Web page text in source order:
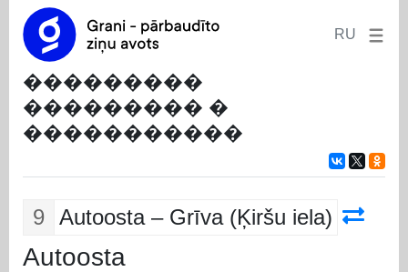
RU
���������
��������� �
�����������
9 Autoosta – Grīva (Ķiršu iela)
Autoosta